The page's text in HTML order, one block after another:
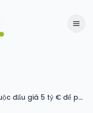
Đức khởi động vòng thứ ba của cuộc đấu giá 5 tỷ € để phi carbon hoá ngành công nghiệp của mình - là nguồn cảm hứng cho Séc?